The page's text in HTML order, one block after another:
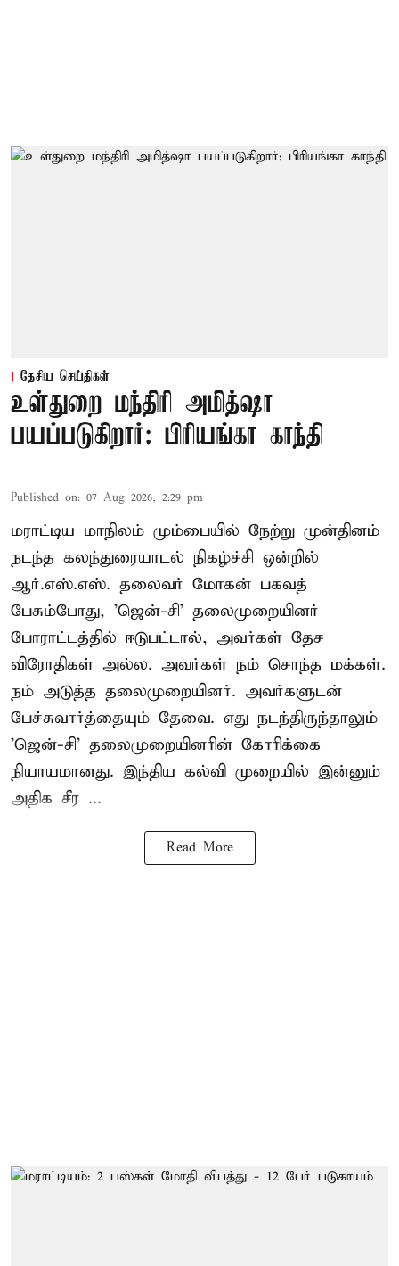
தேசிய செய்திகள்
உள்துறை மந்திரி அமித்ஷா
பயப்படுகிறார்: பிரியங்கா காந்தி
Published on: 07 Aug 2026, 2:29 pm
மராட்டிய மாநிலம் மும்பையில் நேற்று முன்தினம்
நடந்த கலந்துரையாடல் நிகழ்ச்சி ஒன்றில்
ஆர்.எஸ்.எஸ். தலைவர் மோகன் பகவத்
பேசும்போது, 'ஜென்-சி' தலைமுறையினர்
போராட்டத்தில் ஈடுபட்டால், அவர்கள் தேச
விரோதிகள் அல்ல. அவர்கள் நம் சொந்த மக்கள்.
நம் அடுத்த தலைமுறையினர். அவர்களுடன்
பேச்சுவார்த்தையும் தேவை. எது நடந்திருந்தாலும்
'ஜென்-சி' தலைமுறையினரின் கோரிக்கை
நியாயமானது. இந்திய கல்வி முறையில் இன்னும்
அதிக சீர ...
Read More